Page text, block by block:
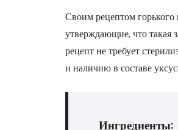
Своим рецептом горького
утверждающие, что такая
рецепт не требует
и наличию в составе
Ингредиенты: